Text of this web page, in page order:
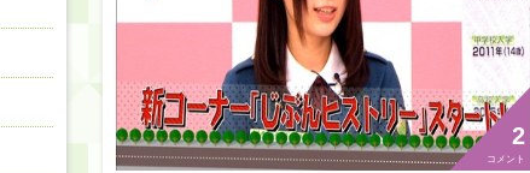
2
コメント